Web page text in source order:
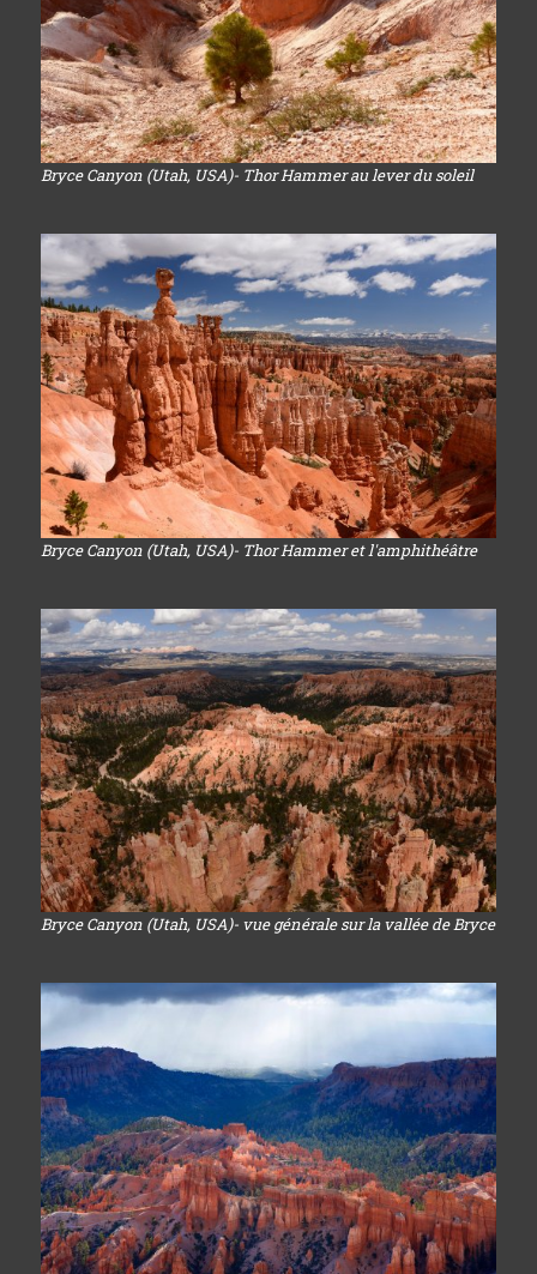
Bryce Canyon (Utah, USA)- Thor Hammer au lever du soleil
Bryce Canyon (Utah, USA)- Thor Hammer et l'amphithéâtre
Bryce Canyon (Utah, USA)- vue générale sur la vallée de Bryce